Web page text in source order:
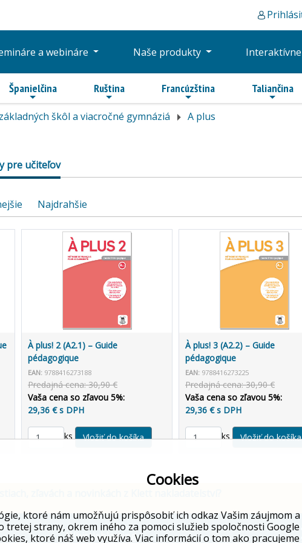
a webináre Naše produkty
Španielčina Ruština Francúzština Taliančina
škôl a viacročné gymnáziá A plus
pre učiteľov
Najdrahšie
À plus! 2 (A2.1) – Guide
pédagogique
EAN: 9788416273188
Predajná cena: 30,90 €
Vaša cena so zľavou 5%:
29,36 € s DPH
ks
À plus! 3 (A2.2) – Guide
pédagogique
EAN: 9788416273225
Predajná cena: 30,90 €
Vaša cena so zľavou 5%:
29,36 € s DPH
ks
Whistleblowing
Cookies
ktoré nám umožňujú prispôsobiť ich odkaz Vašim
strany, okrem iného za pomoci služieb spoločnosti Google
ktoré náš web využíva. Viac informácií o tom ako